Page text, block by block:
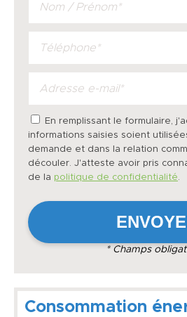
En remplissant le formulaire,
informations saisies soient
demande et dans la relation
découler. J'atteste avoir pris
de la politique de confidentialité.
* Champs
Consommation